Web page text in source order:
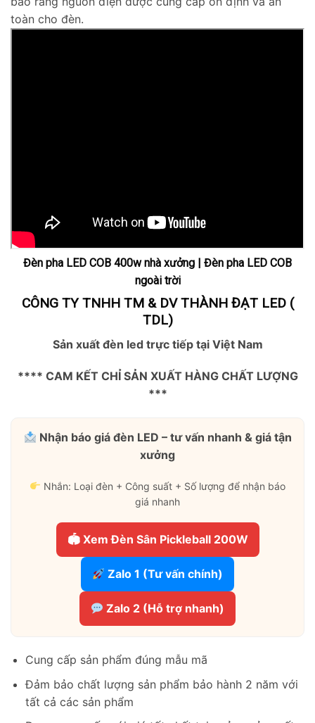
toàn cho đèn.
Đèn pha LED COB 400w nhà xưởng | Đèn pha LED COB
ngoài trời
CÔNG TY TNHH TM & DV THÀNH ĐẠT LED (
TDL)
Sản xuất đèn led trực tiếp tại Việt Nam
**** CAM KẾT CHỈ SẢN XUẤT HÀNG CHẤT LƯỢNG
***
Nhận báo giá đèn LED – tư vấn nhanh & giá tận
xưởng
Nhắn: Loại đèn + Công suất + Số lượng để nhận báo
giá nhanh
🏟 Xem Đèn Sân Pickleball 200W
Zalo 1 (Tư vấn chính)
Zalo 2 (Hỗ trợ nhanh)
Cung cấp sản phẩm đúng mẫu mã
Đảm bảo chất lượng sản phẩm bảo hành 2 năm với
tất cả các sản phẩm